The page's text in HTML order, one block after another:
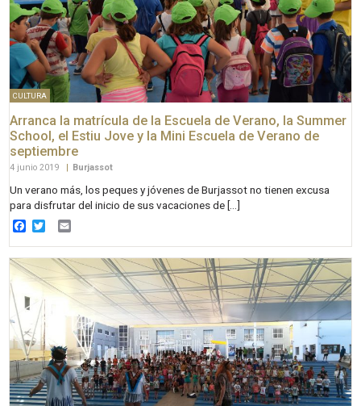
CULTURA
Arranca la matrícula de la Escuela de Verano, la Summer
School, el Estiu Jove y la Mini Escuela de Verano de
septiembre
4 junio 2019 Burjassot
Un verano más, los peques y jóvenes de Burjassot no tienen excusa
para disfrutar del inicio de sus vacaciones de […]
Facebook
Twitter